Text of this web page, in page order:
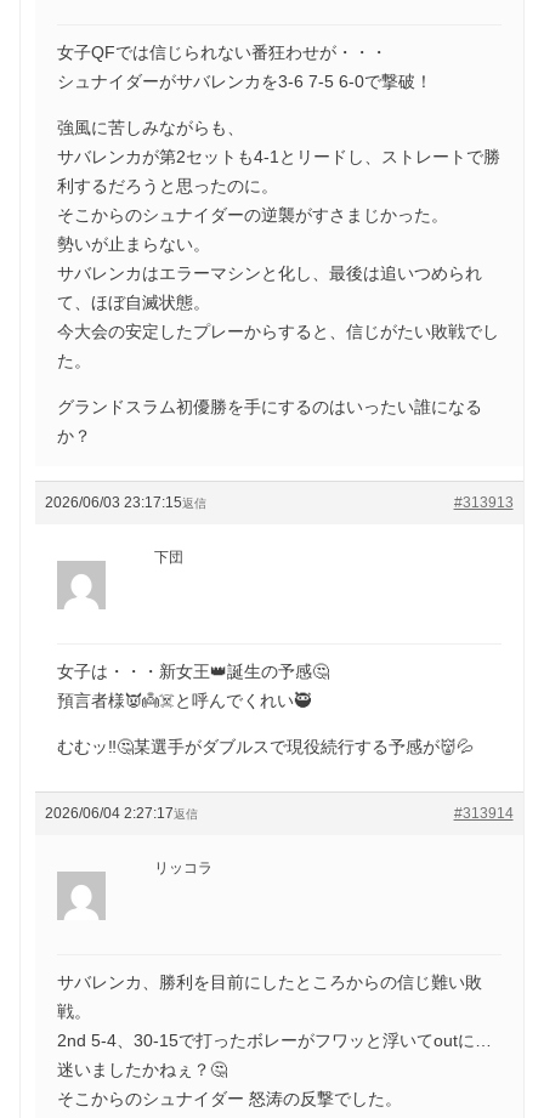
女子QFでは信じられない番狂わせが・・・
シュナイダーがサバレンカを3-6 7-5 6-0で撃破！
強風に苦しみながらも、
サバレンカが第2セットも4-1とリードし、ストレートで勝
利するだろうと思ったのに。
そこからのシュナイダーの逆襲がすさまじかった。
勢いが止まらない。
サバレンカはエラーマシンと化し、最後は追いつめられ
て、ほぼ自滅状態。
今大会の安定したプレーからすると、信じがたい敗戦でし
た。
グランドスラム初優勝を手にするのはいったい誰になる
か？
2026/06/03 23:17:15 #313913
返信
下団
女子は・・・新女王👑誕生の予感🤔
預言者様👿👼☠️と呼んでくれい🥷
むむッ‼️🤔某選手がダブルスで現役続行する予感が👹💦
2026/06/04 2:27:17 #313914
返信
リッコラ
サバレンカ、勝利を目前にしたところからの信じ難い敗
戦。
2nd 5-4、30-15で打ったボレーがフワッと浮いてoutに…
迷いましたかねぇ？🤔
そこからのシュナイダー 怒涛の反撃でした。